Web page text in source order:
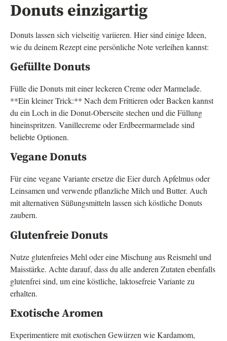
Donuts einzigartig
Donuts lassen sich vielseitig variieren. Hier sind einige Ideen,
wie du deinem Rezept eine persönliche Note verleihen kannst:
Gefüllte Donuts
Fülle die Donuts mit einer leckeren Creme oder Marmelade.
**Ein kleiner Trick:** Nach dem Frittieren oder Backen kannst
du ein Loch in die Donut-Oberseite stechen und die Füllung
hineinspritzen. Vanillecreme oder Erdbeermarmelade sind
beliebte Optionen.
Vegane Donuts
Für eine vegane Variante ersetze die Eier durch Apfelmus oder
Leinsamen und verwende pflanzliche Milch und Butter. Auch
mit alternativen Süßungsmitteln lassen sich köstliche Donuts
zaubern.
Glutenfreie Donuts
Nutze glutenfreies Mehl oder eine Mischung aus Reismehl und
Maisstärke. Achte darauf, dass du alle anderen Zutaten ebenfalls
glutenfrei sind, um eine köstliche, laktosefreie Variante zu
erhalten.
Exotische Aromen
Experimentiere mit exotischen Gewürzen wie Kardamom,